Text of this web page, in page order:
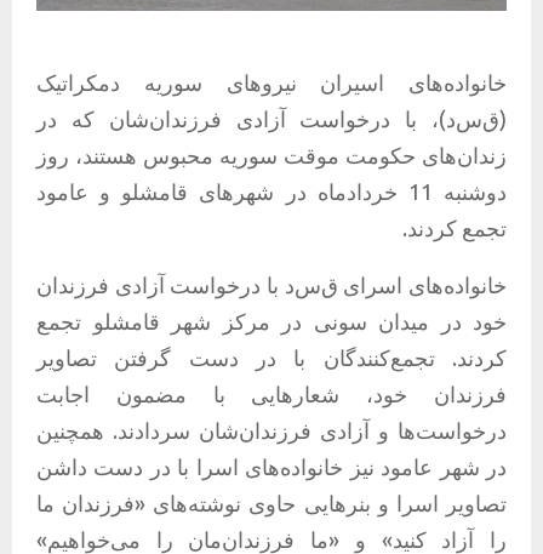
خانواده‌های اسیران نیروهای سوریه دمکراتیک
(ق‌س‌د)، با درخواست آزادی فرزندان‌شان که در
زندان‌های حکومت موقت سوریه محبوس هستند، روز
دوشنبه 11 خردادماه در شهرهای قامشلو و عامود
تجمع کردند.
خانواده‌های اسرای ق‌س‌د با درخواست آزادی فرزندان
خود در میدان سونی در مرکز شهر قامشلو تجمع
کردند. تجمع‌کنندگان با در دست گرفتن تصاویر
فرزندان خود، شعارهایی با مضمون اجابت
درخواست‌‌ها و آزادی فرزندان‌شان سردادند. همچنین
در شهر عامود نیز خانواده‌های اسرا با در دست داشن
تصاویر اسرا و بنرهایی حاوی نوشته‌های «فرزندان ما
را آزاد کنید» و «ما فرزندان‌مان را می‌خواهیم»